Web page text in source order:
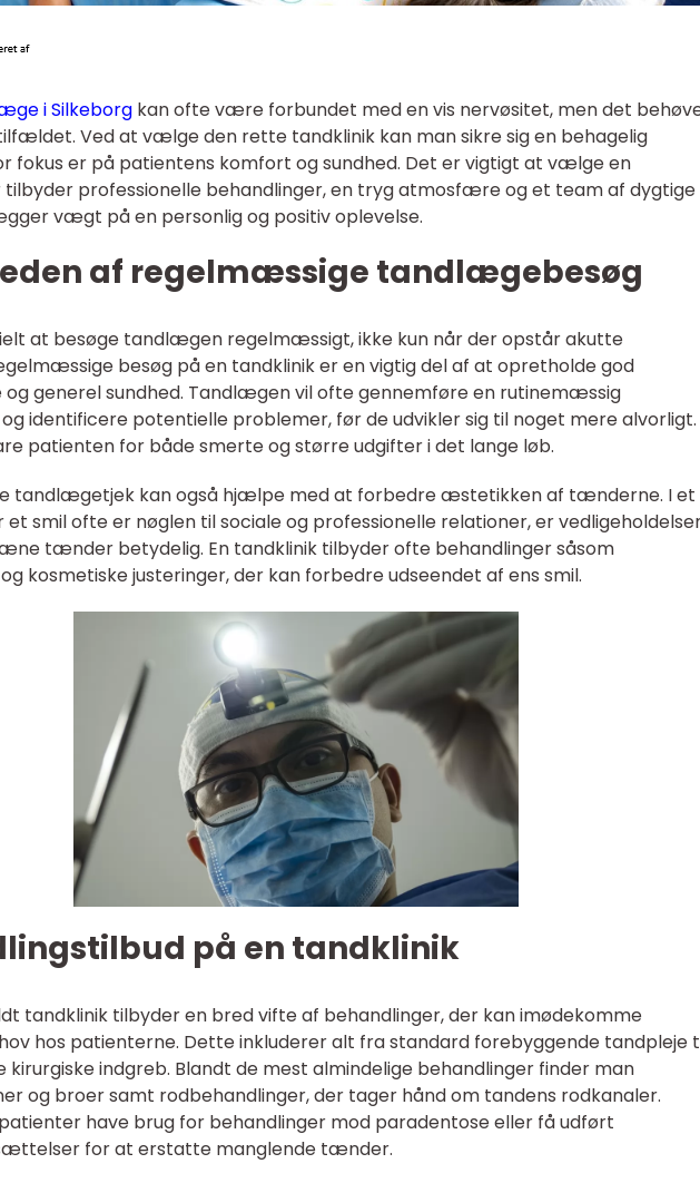
i Silkeborg kan ofte være forbundet med en vis nervøsitet, men det
Ved at vælge den rette tandklinik kan man sikre sig en behagelig
fokus er på patientens komfort og sundhed. Det er vigtigt at vælge en
tilbyder professionelle behandlinger, en tryg atmosfære og et team af dygtige
vægt på en personlig og positiv oplevelse.
af regelmæssige tandlægebesøg
at besøge tandlægen regelmæssigt, ikke kun når der opstår akutte
besøg på en tandklinik er en vigtig del af at opretholde god
og generel sundhed. Tandlægen vil ofte gennemføre en rutinemæssig
identificere potentielle problemer, før de udvikler sig til noget mere alvorligt.
patienten for både smerte og større udgifter i det lange løb.
tandlægetjek kan også hjælpe med at forbedre æstetikken af tænderne. I et
et smil ofte er nøglen til sociale og professionelle relationer, er
tænder betydelig. En tandklinik tilbyder ofte behandlinger såsom
kosmetiske justeringer, der kan forbedre udseendet af ens smil.
på en tandklinik
tandklinik tilbyder en bred vifte af behandlinger, der kan imødekomme
hos patienterne. Dette inkluderer alt fra standard forebyggende tandpleje
kirurgiske indgreb. Blandt de mest almindelige behandlinger finder man
og broer samt rodbehandlinger, der tager hånd om tandens rodkanaler.
have brug for behandlinger mod paradentose eller få udført
for at erstatte manglende tænder.